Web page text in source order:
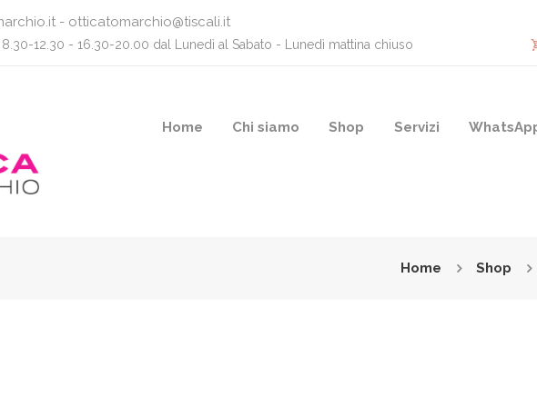
- otticatomarchio@tiscali.it
8.30-12.30 - 16.30-20.00 dal Lunedì al Sabato - Lunedì mattina chiuso
Home Chi siamo Shop Servizi
Home Shop